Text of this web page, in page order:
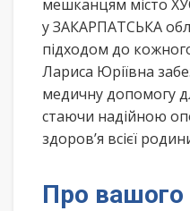
мешканцям місто
у ЗАКАРПАТСЬКА
підходом до
Лариса Юріївна
медичну допомогу
стаючи надійною
здоров’я всієї
Про вашого